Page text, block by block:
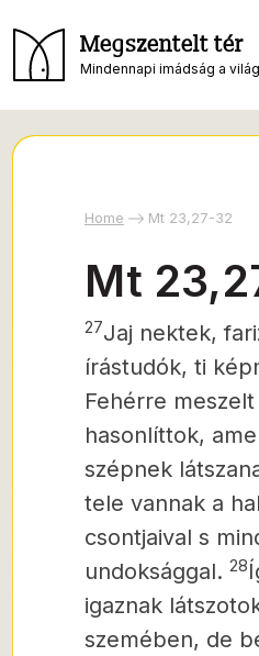
Megszentelt tér
Mindennapi imádság a
Home Mt 23,27-32
Mt
27Jaj nektek,
írástudók, ti
Fehérre
hasonlíttok,
szépnek
tele vannak a
csontjaival s
undoksággal. 28
igaznak
szemében, de